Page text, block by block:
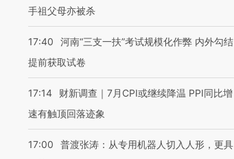
手祖父母亦被杀
17:40
河南“三支一扶”考试规模化作弊 内外勾结
提前获取试卷
17:14
财新调查｜7月CPI或继续降温 PPI同比增
速有触顶回落迹象
17:00
普渡张涛：从专用机器人切入人形，更具